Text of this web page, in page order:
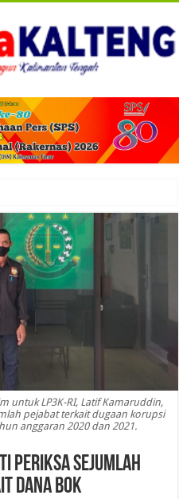
Tunjangan Pemdes dan BPD di
untuk LP3K-RI, Latif Kamaruddin,
pejabat terkait dugaan korupsi
anggaran 2020 dan 2021.
Periksa Sejumlah
Dana BOK